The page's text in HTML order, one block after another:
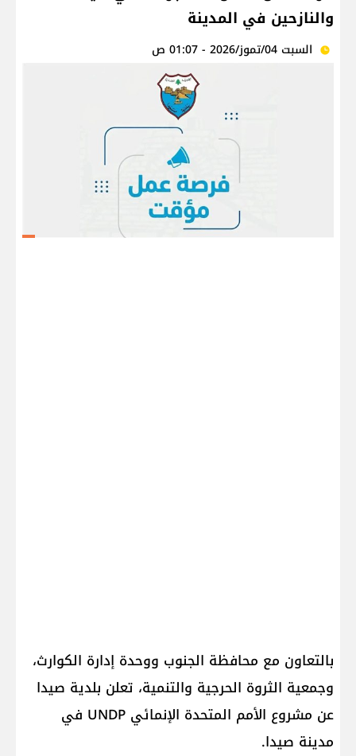
والنازحين في المدينة
السبت 04/تموز/2026 - 01:07 ص
بالتعاون مع محافظة الجنوب ووحدة إدارة الكوارث،
وجمعية الثروة الحرجية والتنمية، تعلن بلدية صيدا
عن مشروع الأمم المتحدة الإنمائي UNDP في
مدينة صيدا.